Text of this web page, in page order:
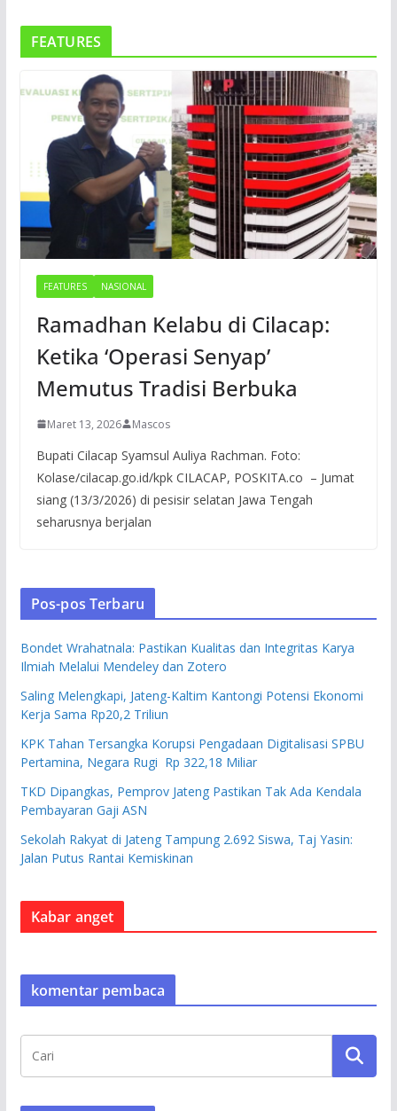
FEATURES
FEATURES NASIONAL
Ramadhan Kelabu di Cilacap:
Ketika ‘Operasi Senyap’
Memutus Tradisi Berbuka
Maret 13, 2026 Mascos
Bupati Cilacap Syamsul Auliya Rachman. Foto:
Kolase/cilacap.go.id/kpk CILACAP, POSKITA.co – Jumat
siang (13/3/2026) di pesisir selatan Jawa Tengah
seharusnya berjalan
Pos-pos Terbaru
Bondet Wrahatnala: Pastikan Kualitas dan Integritas Karya
Ilmiah Melalui Mendeley dan Zotero
Saling Melengkapi, Jateng-Kaltim Kantongi Potensi Ekonomi
Kerja Sama Rp20,2 Triliun
KPK Tahan Tersangka Korupsi Pengadaan Digitalisasi SPBU
Pertamina, Negara Rugi Rp 322,18 Miliar
TKD Dipangkas, Pemprov Jateng Pastikan Tak Ada Kendala
Pembayaran Gaji ASN
Sekolah Rakyat di Jateng Tampung 2.692 Siswa, Taj Yasin:
Jalan Putus Rantai Kemiskinan
Kabar anget
komentar pembaca